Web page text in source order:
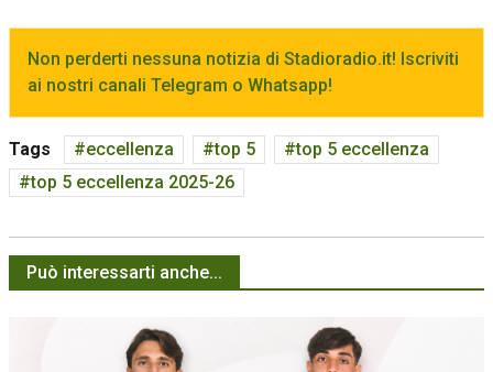
Non perderti nessuna notizia di Stadioradio.it! Iscriviti
ai nostri canali Telegram o Whatsapp!
Tags eccellenza top 5
top 5 eccellenza
top 5 eccellenza 2025-26
Può interessarti anche...